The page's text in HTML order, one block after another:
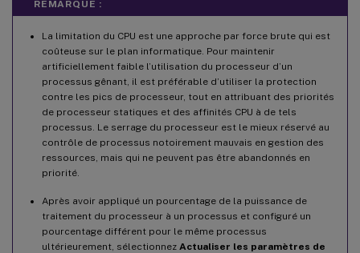
REMARQUE :
La limitation du CPU est une approche par force brute qui est
coûteuse sur le plan informatique. Pour maintenir
artificiellement faible l’utilisation du processeur d’un
processus gênant, il est préférable d’utiliser la protection
contre les pics de processeur, tout en attribuant des priorités
de processeur statiques et des affinités CPU à de tels
processus. Le serrage du processeur est le mieux réservé au
contrôle de processus notoirement mauvais en gestion des
ressources, mais qui ne peuvent pas être abandonnés en
priorité.
Après avoir appliqué un pourcentage de la puissance de
traitement du processeur à un processus et configuré un
pourcentage différent pour le même processus
ultérieurement, sélectionnez Actualiser les paramètres de